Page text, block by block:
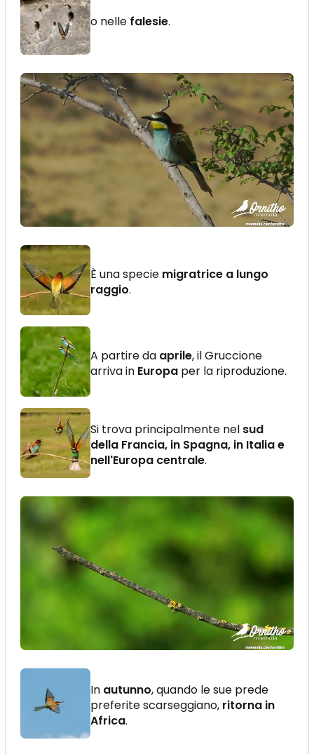
o nelle falesie.
È una specie migratrice a lungo
raggio.
A partire da aprile, il Gruccione
arriva in Europa per la riproduzione.
Si trova principalmente nel sud
della Francia, in Spagna, in Italia e
nell'Europa centrale.
In autunno, quando le sue prede
preferite scarseggiano, ritorna in
Africa.